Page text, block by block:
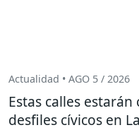
Actualidad • AGO 5 / 2026
Estas calles
desfiles cívicos en